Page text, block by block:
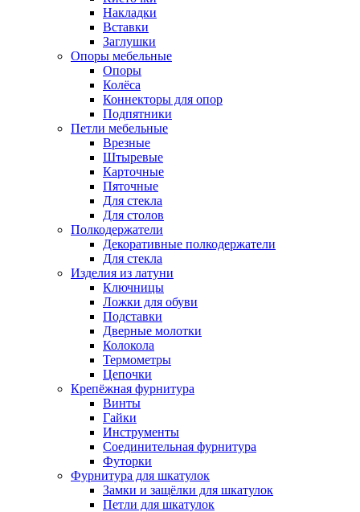
Накладки
Вставки
Заглушки
Опоры мебельные
Опоры
Колёса
Коннекторы для опор
Подпятники
Петли мебельные
Врезные
Штыревые
Карточные
Пяточные
Для стекла
Для столов
Полкодержатели
Декоративные полкодержатели
Для стекла
Изделия из латуни
Ключницы
Ложки для обуви
Подставки
Дверные молотки
Колокола
Термометры
Цепочки
Крепёжная фурнитура
Винты
Гайки
Инструменты
Соединительная фурнитура
Футорки
Фурнитура для шкатулок
Замки и защёлки для шкатулок
Петли для шкатулок